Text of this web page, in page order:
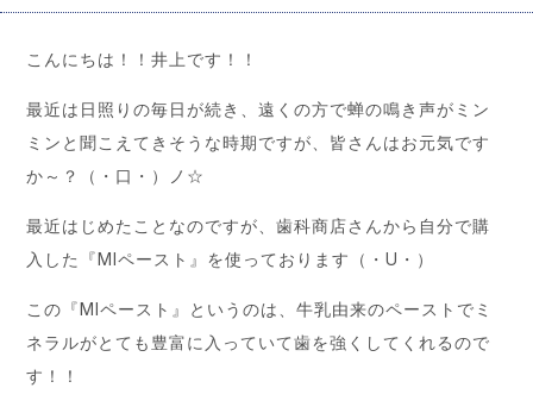
こんにちは！！井上です！！
最近は日照りの毎日が続き、遠くの方で蝉の鳴き声がミン
ミンと聞こえてきそうな時期ですが、皆さんはお元気です
か～？（・口・）ノ☆
最近はじめたことなのですが、歯科商店さんから自分で購
入した『MIペースト』を使っております（・U・）
この『MIペースト』というのは、牛乳由来のペーストでミ
ネラルがとても豊富に入っていて歯を強くしてくれるので
す！！